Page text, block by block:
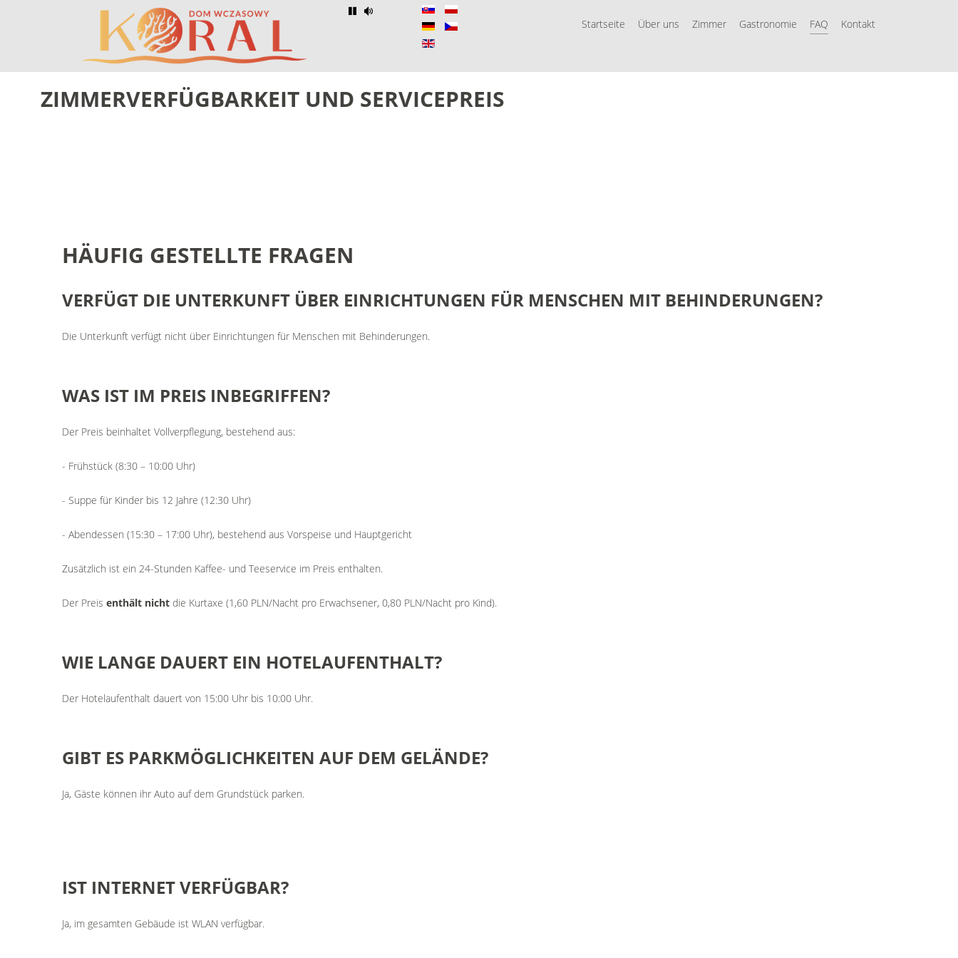
Startseite Über uns Zimmer Gastronomie FAQ Kontakt
ZIMMERVERFÜGBARKEIT UND SERVICEPREIS
HÄUFIG GESTELLTE FRAGEN
VERFÜGT DIE UNTERKUNFT ÜBER EINRICHTUNGEN FÜR MENSCHEN MIT BEHINDERUNGEN?
Die Unterkunft verfügt nicht über Einrichtungen für Menschen mit Behinderungen.
WAS IST IM PREIS INBEGRIFFEN?
Der Preis beinhaltet Vollverpflegung, bestehend aus:
- Frühstück (8:30 – 10:00 Uhr)
- Suppe für Kinder bis 12 Jahre (12:30 Uhr)
- Abendessen (15:30 – 17:00 Uhr), bestehend aus Vorspeise und Hauptgericht
Zusätzlich ist ein 24-Stunden Kaffee- und Teeservice im Preis enthalten.
Der Preis enthält nicht die Kurtaxe (1,60 PLN/Nacht pro Erwachsener, 0,80 PLN/Nacht pro Kind).
WIE LANGE DAUERT EIN HOTELAUFENTHALT?
Der Hotelaufenthalt dauert von 15:00 Uhr bis 10:00 Uhr.
GIBT ES PARKMÖGLICHKEITEN AUF DEM GELÄNDE?
Ja, Gäste können ihr Auto auf dem Grundstück parken.
IST INTERNETVERFÜGBAR?
Ja, im gesamten Gebäude ist WLAN verfügbar.